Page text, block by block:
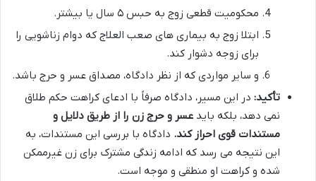
محکومیت قطعی زوج به حبس ۵ سال یا بیشتر.
ابتلا زوج به بیماری های صعب العلاج که دوام زناشویی را
برای زوجه دشوار کند.
و سایر مواردی که از نظر دادگاه، مصداق عسر و حرج باشد.
تأکید: در این مسیر، دادگاه صرفاً با ادعای کراهت حکم طلاق
نمی دهد، بلکه باید عسر و حرج زن را از طریق دلایل و
مستندات قوی احراز کند. دادگاه با بررسی این مستندات، به
این نتیجه می رسد که ادامه زندگی مشترک برای زن غیرممکن
شده و کراهت او منطقی و موجه است.